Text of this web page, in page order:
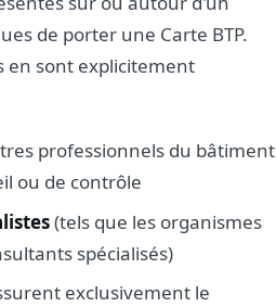
de porter une Carte BTP.
en sont explicitement
professionnels du bâtiment
ou de contrôle
(tels que les organismes
spécialisés)
exclusivement le